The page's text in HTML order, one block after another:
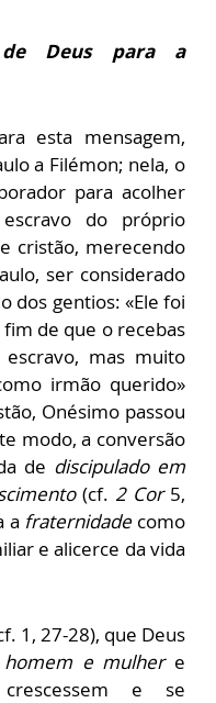
Deus para a
esta mensagem,
a Filémon; nela, o
para acolher
do próprio
cristão, merecendo
ser considerado
dos gentios: «Ele foi
de que o recebas
mas muito
irmão querido»
Onésimo passou
modo, a conversão
de discipulado em
(cf. 2 Cor5,
a fraternidadecomo
e alicerce da vida
1, 27-28), que Deus
homem e mulhere
e se